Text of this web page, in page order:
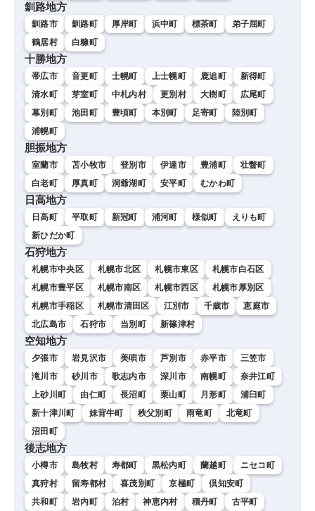
釧路地方
釧路市 釧路町 厚岸町 浜中町 標茶町
弟子屈町
鶴居村
白糠町
十勝地方
帯広市 音更町 士幌町 上士幌町 鹿追町
新得町
清水町
芽室町 中札内村 更別村 大樹町
広尾町
幕別町
池田町 豊頃町 本別町 足寄町
陸別町
浦幌町
胆振地方
室蘭市 苫小牧市 登別市 伊達市 豊浦町
壮瞥町
白老町
厚真町 洞爺湖町 安平町 むかわ町
日高地方
日高町 平取町 新冠町 浦河町 様似町
えりも町
新ひだか町
石狩地方
札幌市中央区 札幌市北区 札幌市東区
札幌市白石区
札幌市豊平区
札幌市南区 札幌市西区
札幌市厚別区
札幌市手稲区
札幌市清田区 江別市 千歳市
恵庭市
北広島市
石狩市 当別町 新篠津村
空知地方
夕張市 岩見沢市 美唄市 芦別市 赤平市
三笠市
滝川市
砂川市 歌志内市 深川市 南幌町
奈井江町
上砂川町
由仁町 長沼町 栗山町 月形町
浦臼町
新十津川町
妹背牛町 秩父別町 雨竜町
北竜町
沼田町
後志地方
小樽市 島牧村 寿都町 黒松内町 蘭越町
ニセコ町
真狩村
留寿都村 喜茂別町 京極町
倶知安町
共和町
岩内町 泊村 神恵内村 積丹町
古平町